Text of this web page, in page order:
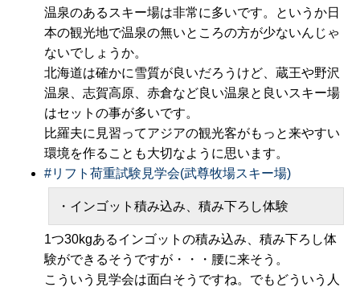
温泉のあるスキー場は非常に多いです。というか日
本の観光地で温泉の無いところの方が少ないんじゃ
ないでしょうか。
北海道は確かに雪質が良いだろうけど、蔵王や野沢
温泉、志賀高原、赤倉など良い温泉と良いスキー場
はセットの事が多いです。
比羅夫に見習ってアジアの観光客がもっと来やすい
環境を作ることも大切なように思います。
#リフト荷重試験見学会(武尊牧場スキー場)
・インゴット積み込み、積み下ろし体験
1つ30kgあるインゴットの積み込み、積み下ろし体
験ができるそうですが・・・腰に来そう。
こういう見学会は面白そうですね。でもどういう人